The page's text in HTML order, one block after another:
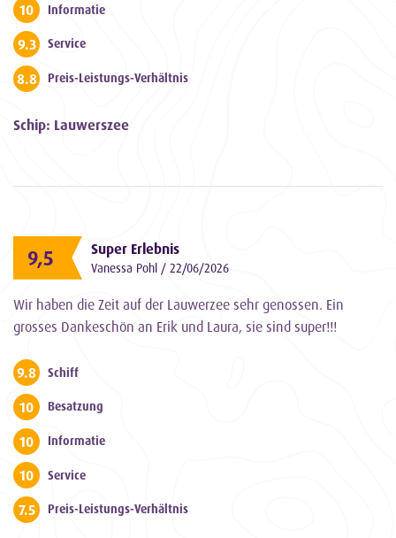
10 Informatie
9.3 Service
8.8 Preis-Leistungs-Verhältnis
Schip: Lauwerszee
9,5 Super Erlebnis
Vanessa Pohl / 22/06/2026
Wir haben die Zeit auf der Lauwerzee sehr genossen. Ein
grosses Dankeschön an Erik und Laura, sie sind super!!!
9.8 Schiff
10 Besatzung
10 Informatie
10 Service
7.5 Preis-Leistungs-Verhältnis